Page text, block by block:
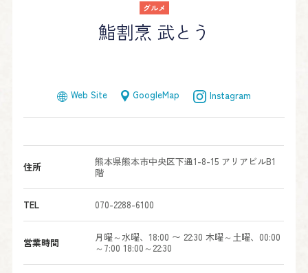
グルメ
鮨割烹 武とう
Web Site GoogleMap Instagram
住所
熊本県熊本市中央区下通1-8-15 アリアビルB1
階
TEL 070-2288-6100
営業時間
月曜～水曜、18:00 〜 22:30 木曜～土曜、00:00
～7:00 18:00～22:30